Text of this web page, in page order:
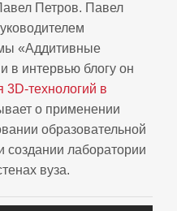
Петров. Павел
«Аддитивные
в интервью блогу он
3D-технологий в
о применении
образовательной
создании лаборатории
вуза.